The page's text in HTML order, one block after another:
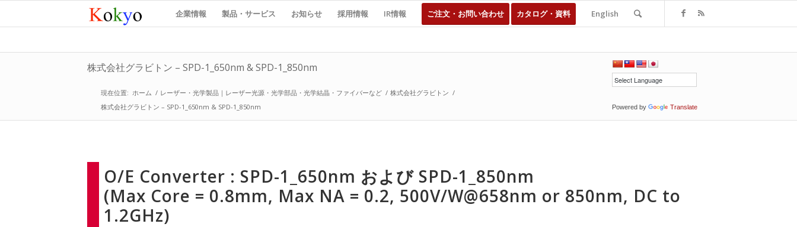
企業情報 製品・サービス お知らせ 採用情報 IR情報 ご注文・お問い合わせ カタログ・資料 English
株式会社グラビトン – SPD-1_650nm & SPD-1_850nm
Powered by Translate
現在位置: ホーム / レーザー・光学製品｜レーザー光源・光学部品・光学結晶・ファイバーなど / 株式会社グラビトン /
株式会社グラビトン – SPD-1_650nm & SPD-1_850nm
O/E Converter : SPD-1_650nm および SPD-1_850nm
(Max Core = 0.8mm, Max NA = 0.2, 500V/W@658nm or 850nm, DC to
1.2GHz)